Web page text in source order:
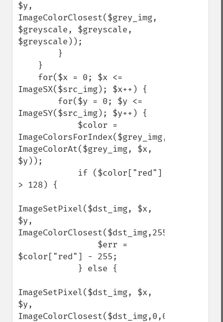
$y,
ImageColorClosest($grey_img,
$greyscale, $greyscale,
$greyscale));
ImageSX($src_img); $x++) {
ImageSY($src_img); $y++) {
ImageColorsForIndex($grey_img,
ImageColorAt($grey_img, $x,
$y));
> 128) {
ImageSetPixel($dst_img, $x,
$y,
ImageColorClosest($dst_img,255,255,255));
$color["red"] - 255;
ImageSetPixel($dst_img, $x,
$y,
ImageColorClosest($dst_img,0,0,0));